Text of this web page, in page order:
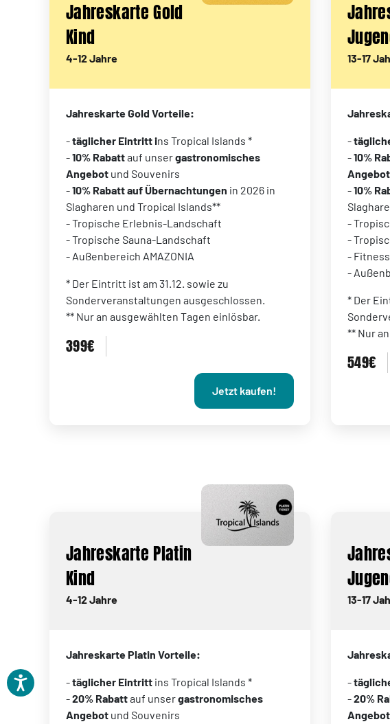
Jahreskarte Gold
Kind
4-12 Jahre
Jahreskarte Gold Vorteile:
-täglicher Eintritt ins Tropical Islands *
-10% Rabattauf unsergastronomisches
Angebot und Souvenirs
-10% Rabatt auf Übernachtungen in 2026 in
Slagharen und Tropical Islands**
- Tropische Erlebnis-Landschaft
- Tropische Sauna-Landschaft
- Außenbereich AMAZONIA
* Der Eintritt ist am 31.12. sowie zu
Sonderveranstaltungen ausgeschlossen.
** Nur an ausgewählten Tagen einlösbar.
399€
Jetzt kaufen!
13-17
-
-10%
Angebot
-10%
-
-
-
-
* Der
** Nur
549€
Jahreskarte Platin
Kind
4-12 Jahre
Jahreskarte Platin Vorteile:
-täglicher Eintritt ins Tropical Islands *
-20% Rabattauf unsergastronomisches
Angebot und Souvenirs
13-17
-
-20%
Angebot